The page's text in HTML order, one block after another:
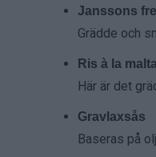
Janssons
Grädde och
Ris à la
Här är det
Gravlaxsås
Baseras på